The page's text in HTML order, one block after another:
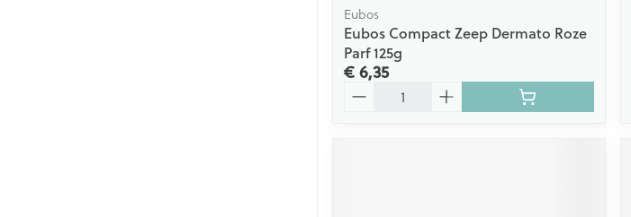
Eubos
Eubos Compact Zeep Dermato Roze
Parf 125g
€ 6,35